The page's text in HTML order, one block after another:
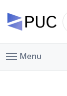
Menu